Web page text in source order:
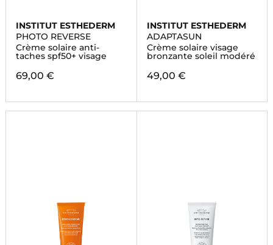
INSTITUT ESTHEDERM
PHOTO REVERSE
Crème solaire anti-
taches spf50+ visage
69,00 €
INSTITUT ESTHEDERM
ADAPTASUN
Crème solaire visage
bronzante soleil modéré
49,00 €